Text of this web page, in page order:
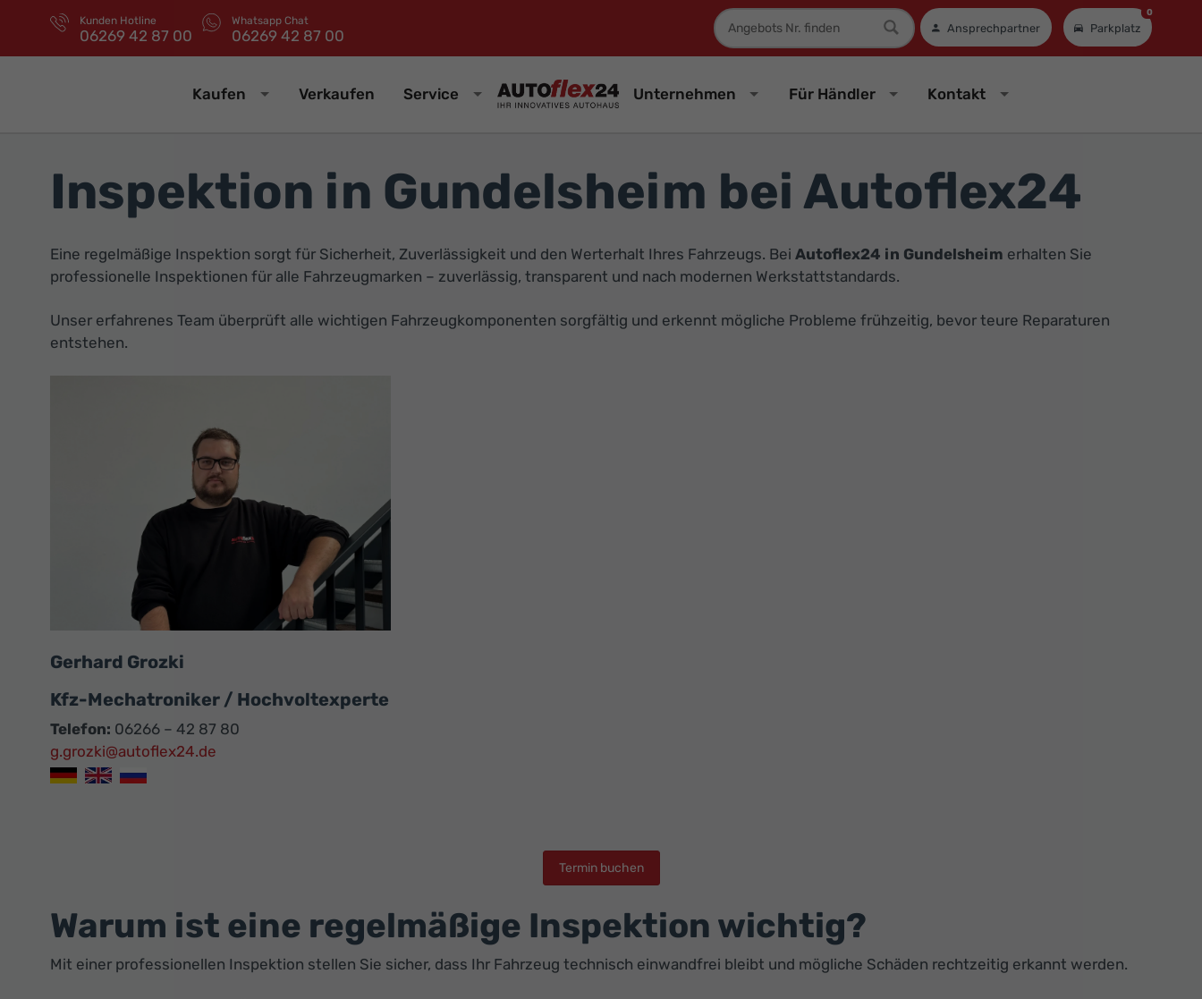
Kunden Hotline
06269 42 87 00
Whatsapp Chat
06269 42 87 00
Fahrzeugnummer
Ansprechpartner Parkplatz
0
Kaufen Verkaufen Service Unternehmen Für Händler Kontakt
Inspektion in Gundelsheim bei Autoflex24
Eine regelmäßige Inspektion sorgt für Sicherheit, Zuverlässigkeit und den Werterhalt Ihres Fahrzeugs. Bei Autoflex24 in Gundelsheim erhalten Sie
professionelle Inspektionen für alle Fahrzeugmarken – zuverlässig, transparent und nach modernen Werkstattstandards.
Unser erfahrenes Team überprüft alle wichtigen Fahrzeugkomponenten sorgfältig und erkennt mögliche Probleme frühzeitig, bevor teure Reparaturen
entstehen.
Gerhard Grozki
Kfz-Mechatroniker / Hochvoltexperte
Telefon: 06266 – 42 87 80
g.grozki@autoflex24.de
Termin buchen
Warum ist eine regelmäßige Inspektion wichtig?
Mit einer professionellen Inspektion stellen Sie sicher, dass Ihr Fahrzeug technisch einwandfrei bleibt und mögliche Schäden rechtzeitig erkannt werden.